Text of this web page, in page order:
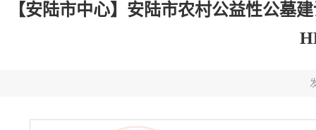
【安陆市中心】安陆市农村公益性公墓